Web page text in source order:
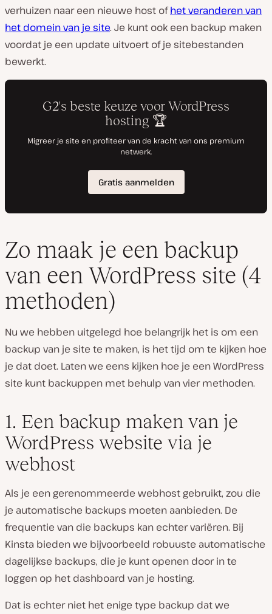
verhuizen naar een nieuwe host ofhet veranderen van
het domein van je site. Je kunt ook een backup maken
voordat je een update uitvoert of je sitebestanden
bewerkt.
Zo maak je een backup
van een WordPress site (4
methoden)
Nu we hebben uitgelegd hoe belangrijk het is om een
backup van je site te maken, is het tijd om te kijken hoe
je dat doet. Laten we eens kijken hoe je een WordPress
site kunt backuppen met behulp van vier methoden.
1. Een backup maken van je
WordPress website via je
webhost
Als je een gerenommeerde webhost gebruikt, zou die
je automatische backups moeten aanbieden. De
frequentie van die backups kan echter variëren. Bij
Kinsta bieden we bijvoorbeeld robuuste automatische
dagelijkse backups, die je kunt openen door in te
loggen op het dashboard van je hosting.
Dat is echter niet het enige type backup dat we